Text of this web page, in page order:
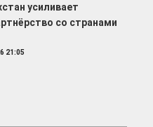
усиливает
со странами
21:05